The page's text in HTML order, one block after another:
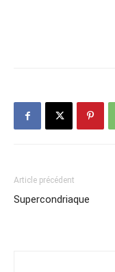
Article précédent
Supercondriaque